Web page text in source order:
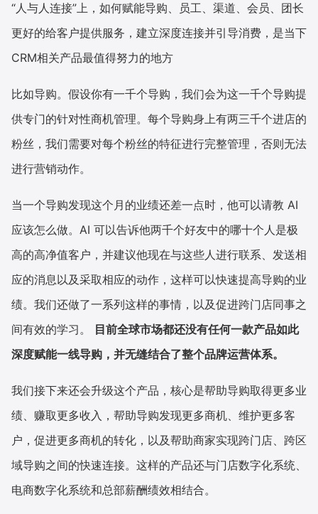
“人与人连接”上，如何赋能导购、员工、渠道、会员、团长
更好的给客户提供服务，建立深度连接并引导消费，是当下
CRM相关产品最值得努力的地方
比如导购。假设你有一千个导购，我们会为这一千个导购提
供专门的针对性商机管理。每个导购身上有两三千个进店的
粉丝，我们需要对每个粉丝的特征进行完整管理，否则无法
进行营销动作。
当一个导购发现这个月的业绩还差一点时，他可以请教 AI
应该怎么做。AI 可以告诉他两千个好友中的哪十个人是极
高的高净值客户，并建议他现在与这些人进行联系、发送相
应的消息以及采取相应的动作，这样可以快速提高导购的业
绩。我们还做了一系列这样的事情，以及促进跨门店同事之
间有效的学习。 目前全球市场都还没有任何一款产品如此
深度赋能一线导购，并无缝结合了整个品牌运营体系。
我们接下来还会升级这个产品，核心是帮助导购取得更多业
绩、赚取更多收入，帮助导购发现更多商机、维护更多客
户，促进更多商机的转化，以及帮助商家实现跨门店、跨区
域导购之间的快速连接。这样的产品还与门店数字化系统、
电商数字化系统和总部薪酬绩效相结合。